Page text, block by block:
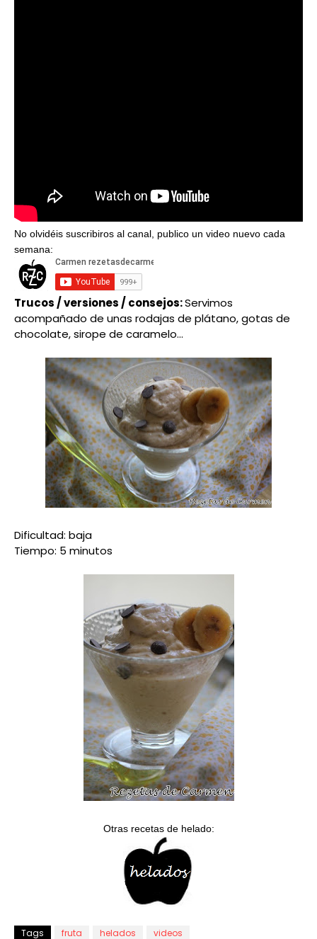
No olvidéis suscribiros al canal, publico un video nuevo cada
semana:
Trucos / versiones / consejos:Servimos
acompañado de unas rodajas de plátano, gotas de
chocolate, sirope de caramelo...
Dificultad: baja
Tiempo: 5 minutos
Otras recetas de helado:
Tags fruta helados videos